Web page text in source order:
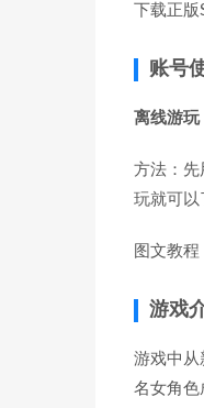
下载正版
账号
离线游玩
方法：先
玩就可以
图文教程
游戏
游戏中从
名女角色